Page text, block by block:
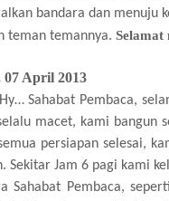
bandara dan menuju
teman temannya.
07 April 2013
Pembaca, selamat
macet, kami bangun
persiapan selesai,
Sekitar Jam 6 pagi kami
Sahabat Pembaca,